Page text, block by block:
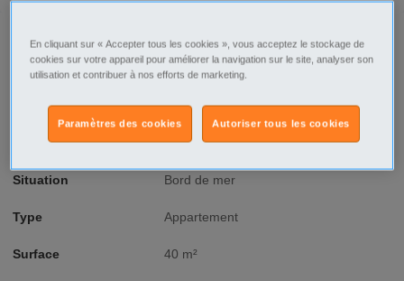
Ville/Code postal
Nord-Pas-de-Calais
Pas-de-Calais
Voir sur google map
Type d'annonce Agence Offre
Situation Bord de mer
Type Appartement
Surface 40 m²
En cliquant sur « Accepter tous les cookies », vous acceptez le stockage de
cookies sur votre appareil pour améliorer la navigation sur le site, analyser son
utilisation et contribuer à nos efforts de marketing.
Autoriser tous les cookies
Paramètres des cookies